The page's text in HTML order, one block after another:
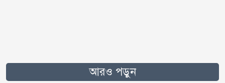
আরও পড়ুন